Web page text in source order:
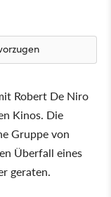
Robert De Niro
Kinos. Die
Gruppe von
Überfall eines
geraten.